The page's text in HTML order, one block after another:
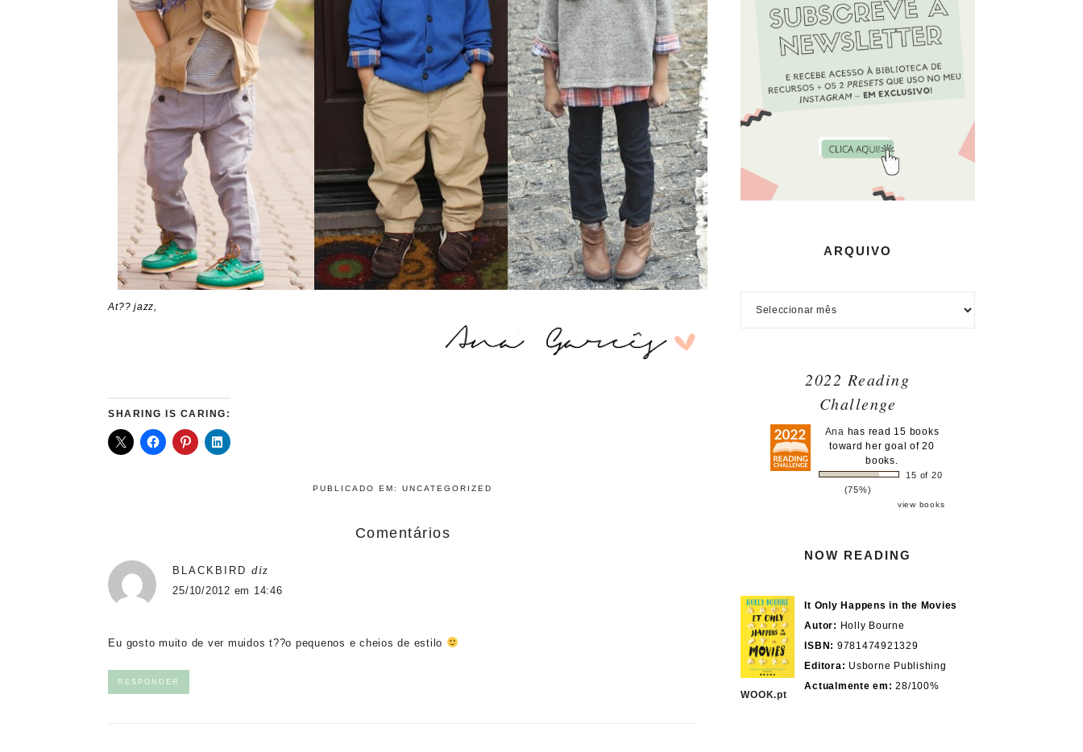
At?? jazz,
SHARING IS CARING:
PUBLICADO EM:UNCATEGORIZED
Comentários
BLACKBIRD diz
25/10/2012 em 14:46
Eu gosto muito de ver muidos t??o pequenos e cheios de estilo
RESPONDER
ARQUIVO
2022 Reading
Challenge
Ana has read 15 books
toward her goal of 20
books.
15 of 20
(75%)
view books
NOW READING
WOOK.pt
It Only Happens in the Movies
Autor: Holly Bourne
ISBN: 9781474921329
Editora: Usborne Publishing
Actualmente em: 28/100%